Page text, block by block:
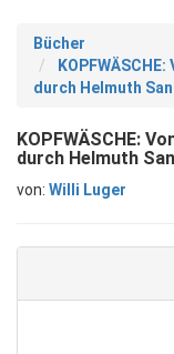
Bücher
durch Helmuth
KOPFWÄSCHE:
durch Helmuth
von: Willi Luger